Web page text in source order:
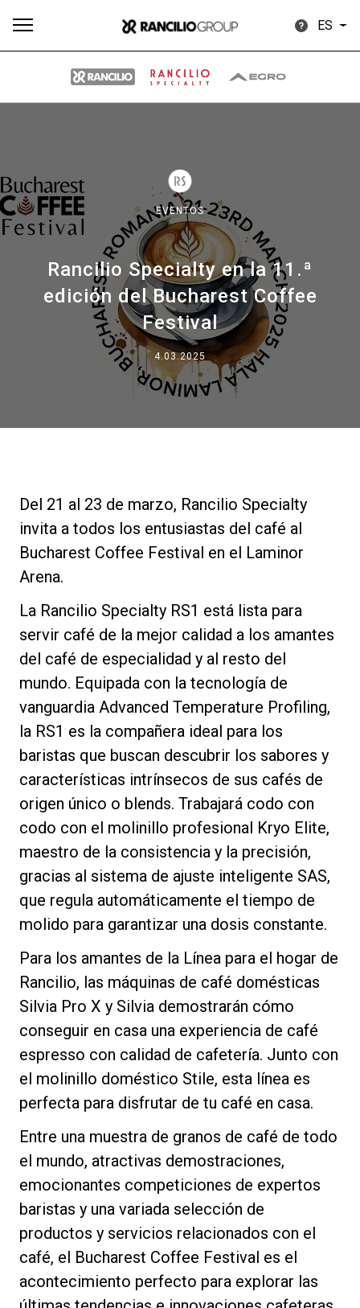
ES
EVENTOS
Rancilio Specialty en la 11.ª
edición del Bucharest Coffee
Festival
4.03.2025
Del 21 al 23 de marzo, Rancilio Specialty
invita a todos los entusiastas del café al
Bucharest Coffee Festival en el Laminor
Arena.
La Rancilio Specialty RS1 está lista para
servir café de la mejor calidad a los amantes
del café de especialidad y al resto del
mundo. Equipada con la tecnología de
vanguardia Advanced Temperature Profiling,
la RS1 es la compañera ideal para los
baristas que buscan descubrir los sabores y
características intrínsecos de sus cafés de
origen único o blends. Trabajará codo con
codo con el molinillo profesional Kryo Elite,
maestro de la consistencia y la precisión,
gracias al sistema de ajuste inteligente SAS,
que regula automáticamente el tiempo de
molido para garantizar una dosis constante.
Para los amantes de la Línea para el hogar de
Rancilio, las máquinas de café domésticas
Silvia Pro X y Silvia demostrarán cómo
conseguir en casa una experiencia de café
espresso con calidad de cafetería. Junto con
el molinillo doméstico Stile, esta línea es
perfecta para disfrutar de tu café en casa.
Entre una muestra de granos de café de todo
el mundo, atractivas demostraciones,
emocionantes competiciones de expertos
baristas y una variada selección de
productos y servicios relacionados con el
café, el Bucharest Coffee Festival es el
acontecimiento perfecto para explorar las
Our brands
Nuestros laboratorios
Sostenibilidad
Connect
Contacto
Política de Privacidad